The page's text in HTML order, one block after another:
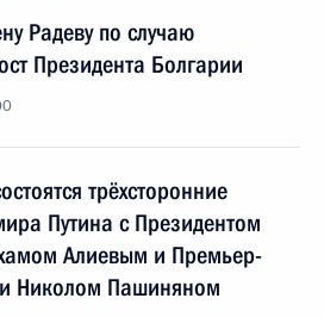
Радеву по случаю
Президента Болгарии
трёхсторонние
Путина с Президентом
Алиевым и Премьер-
Николом Пашиняном